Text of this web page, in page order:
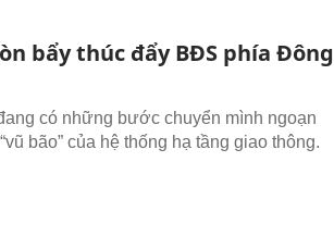
bẩy thúc đẩy BĐS phía Đông
có những bước chuyển mình ngoạn
bão” của hệ thống hạ tầng giao thông.